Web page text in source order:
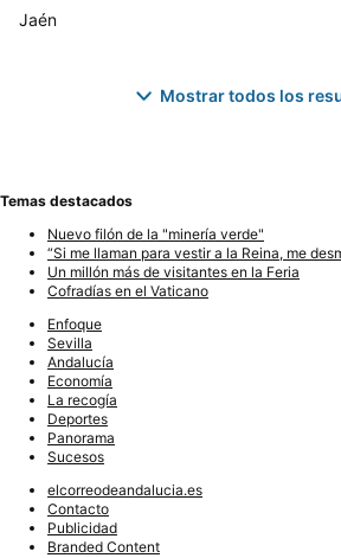
Jaén
Mostrar todos los
Temas destacados
Nuevo filón de la "minería verde"
“Si me llaman para vestir a la Reina, me
Un millón más de visitantes en la Feria
Cofradías en el Vaticano
Enfoque
Sevilla
Andalucía
Economía
La recogía
Deportes
Panorama
Sucesos
elcorreodeandalucia.es
Contacto
Publicidad
Branded Content